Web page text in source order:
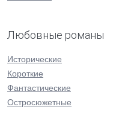
Любовные романы
Исторические
Короткие
Фантастические
Остросюжетные